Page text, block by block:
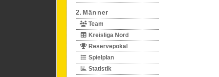
2.Männer
Team
Kreisliga Nord
Reservepokal
Spielplan
Statistik